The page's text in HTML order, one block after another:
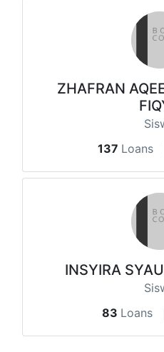
ZHAFRAN
137 Loans
INSYIRA
83 Loans